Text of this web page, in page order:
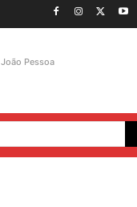
João Pessoa